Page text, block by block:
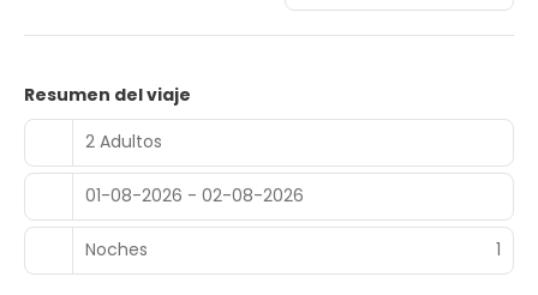
Con gimnasio y muchas otras instalaciones recreativas a
tu disposición, no te quedará ni un minuto libre.
sala de estar compartida.
Te sentirás como en tu propia casa en cualquiera de las
147 habitaciones con aire acondicionado. La conexión wifi
gratis te mantendrá en contacto con los tuyos. Además,
podrás disfrutar de canales por cable. El baño privado con
bañera o ducha está provisto de cabezal de ducha tipo
lluvia y secadores de pelo. Entre las comodidades, se
incluyen caja fuerte, escritorio y teléfono.
Resumen del viaje
2 Adultos
01-08-2026 - 02-08-2026
Noches 1